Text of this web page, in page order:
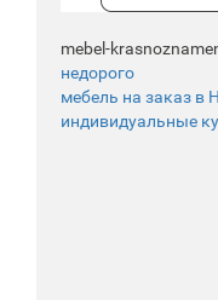
mebel-
недорого
мебель на заказ в
индивидуальные